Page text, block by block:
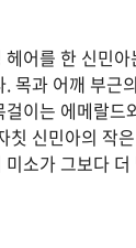
어를 한 신민
목과 어깨 부근
이는 에메랄드
칫 신민아의 작
소가 그보다